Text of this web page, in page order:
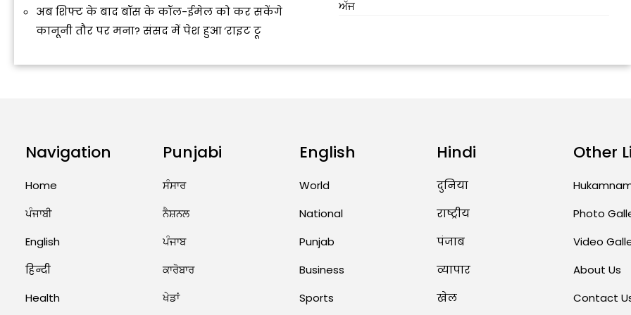
अब शिफ्ट के बाद बॉस के कॉल-ईमेल को कर सकेंगे
कानूनी तौर पर मना? संसद में पेश हुआ ‘राइट टू
ਅੱਜ
Navigation
Home
ਪੰਜਾਬੀ
English
हिन्दी
Health
Punjabi
ਸੰਸਾਰ
ਨੈਸ਼ਨਲ
ਪੰਜਾਬ
ਕਾਰੋਬਾਰ
ਖੇਡਾਂ
English
World
National
Punjab
Business
Sports
Hindi
दुनिया
राष्ट्रीय
पंजाब
व्यापार
खेल
Other
Photo
Video
About Us
Contact